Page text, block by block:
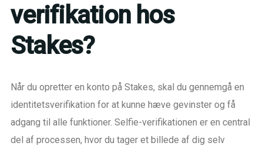
verifikation hos
Stakes?
Når du opretter en konto på Stakes, skal du gennemgå en
identitetsverifikation for at kunne hæve gevinster og få
adgang til alle funktioner. Selfie-verifikationen er en central
del af processen, hvor du tager et billede af dig selv